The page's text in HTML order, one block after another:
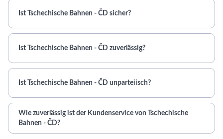
Ist Tschechische Bahnen - ČD sicher?
Ist Tschechische Bahnen - ČD zuverlässig?
Ist Tschechische Bahnen - ČD unparteiisch?
Wie zuverlässig ist der Kundenservice von Tschechische
Bahnen - ČD?